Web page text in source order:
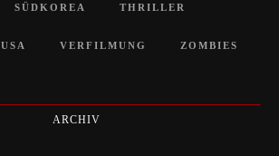
SÜDKOREA THRILLER
USA VERFILMUNG ZOMBIES
ARCHIV